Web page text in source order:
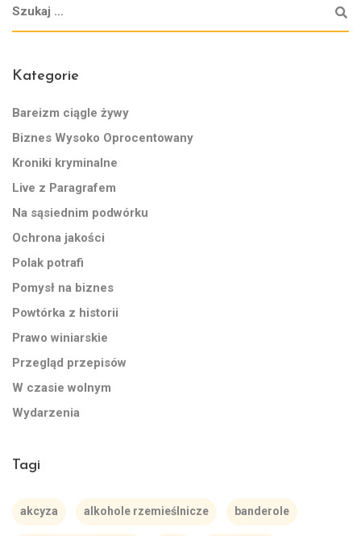
Kategorie
Bareizm ciągle żywy
Biznes Wysoko Oprocentowany
Kroniki kryminalne
Live z Paragrafem
Na sąsiednim podwórku
Ochrona jakości
Polak potrafi
Pomysł na biznes
Powtórka z historii
Prawo winiarskie
Przegląd przepisów
W czasie wolnym
Wydarzenia
Tagi
akcyza alkohole rzemieślnicze banderole